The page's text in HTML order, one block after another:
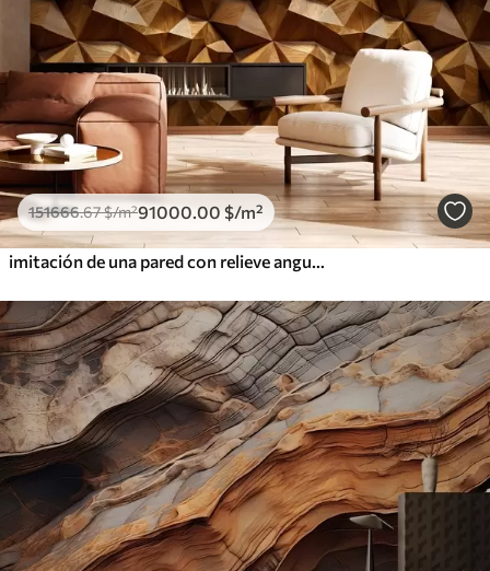
151666.67$/m²91000 .00 $/m²